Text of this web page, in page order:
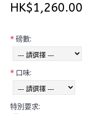
HK$1,260.00
*磅數:
* 口味:
特別要求: